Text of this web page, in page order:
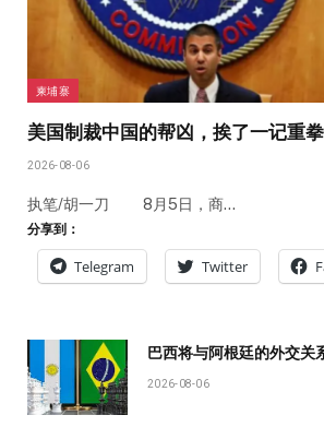
柬埔寨
美国制裁中国的帮凶，挨了一记重拳
2026-08-06
执笔/胡一刀 8月5日，商…
分享到：
Telegram Twitter
巴西将与阿根廷的外交关
2026-08-06